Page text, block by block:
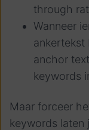
through
Wanneer
ankertekst
anchor
keywords
Maar forceer
keywords laten